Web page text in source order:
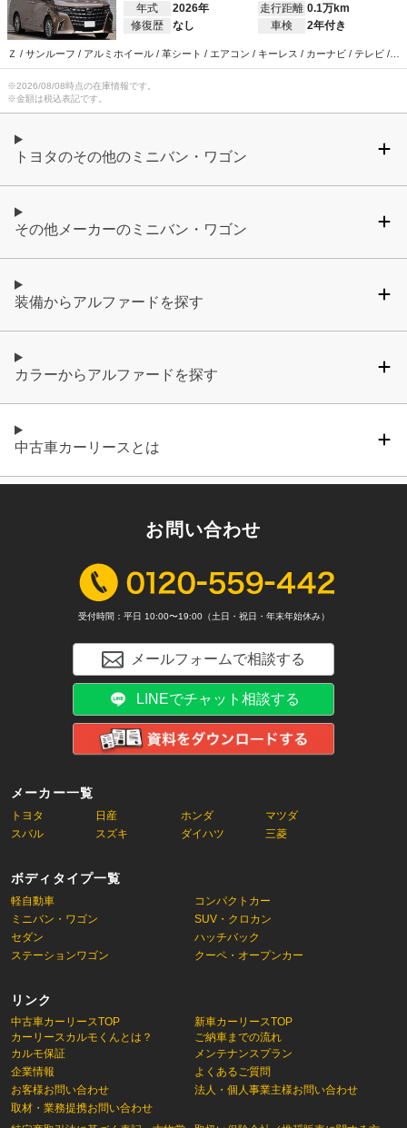
年式 2026年 走行距離 0.1万km
修復歴
なし 車検 2年付き
Ｚ / サンルーフ / アルミホイール / 革シート / エアコン / キーレス / カーナビ / テレビ /
ABS / エアバッグ / パワーステアリング / パワーウインドウ
※2026/08/08時点の在庫情報です。
※金額は税込表記です。
トヨタのその他のミニバン・ワゴン
その他メーカーのミニバン・ワゴン
装備からアルファードを探す
カラーからアルファードを探す
中古車カーリースとは
メーカー一覧
トヨタ 日産 ホンダ
マツダ
スバル
スズキ ダイハツ 三菱
ボディタイプ一覧
軽自動車
コンパクトカー
ミニバン・ワゴン
SUV・クロカン
セダン
ハッチバック
ステーションワゴン
クーペ・オープンカー
リンク
中古車カーリースTOP
カーリースカルモくんとは？
新車カーリースTOP
ご納車までの流れ
カルモ保証
企業情報
お客様お問い合わせ
取材・業務提携お問い合わせ
メンテナンスプラン
よくあるご質問
法人・個人事業主様お問い合わせ
お問い合わせ
受付時間：平日 10:00〜19:00（土日・祝日・年末年始休み）
メールフォームで相談する
LINEでチャット相談する